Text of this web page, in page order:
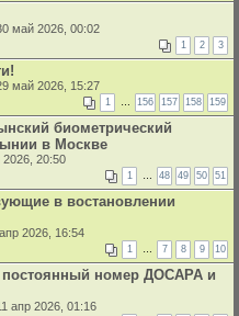
май 2026, 00:02
1 2 3
май 2026, 15:27
1 … 156 157 158 159
биометрический
в Москве
2026, 20:50
1 … 48 49 50 51
в востановлении
2026, 16:54
1 … 7 8 9 10
постоянный номер ДОСАРА и
апр 2026, 01:16